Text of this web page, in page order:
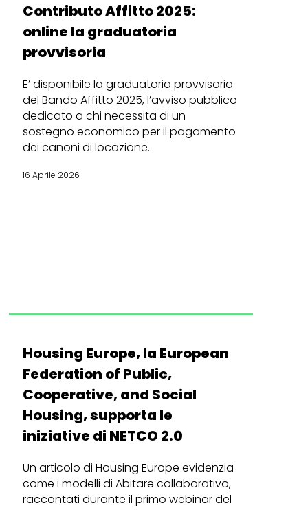
Contributo Affitto 2025:
online la graduatoria
provvisoria
E’ disponibile la graduatoria provvisoria
del Bando Affitto 2025, l’avviso pubblico
dedicato a chi necessita di un
sostegno economico per il pagamento
dei canoni di locazione.
16 Aprile 2026
Housing Europe, la European
Federation of Public,
Cooperative, and Social
Housing, supporta le
iniziative di NETCO 2.0
Un articolo di Housing Europe evidenzia
come i modelli di Abitare collaborativo,
raccontati durante il primo webinar del